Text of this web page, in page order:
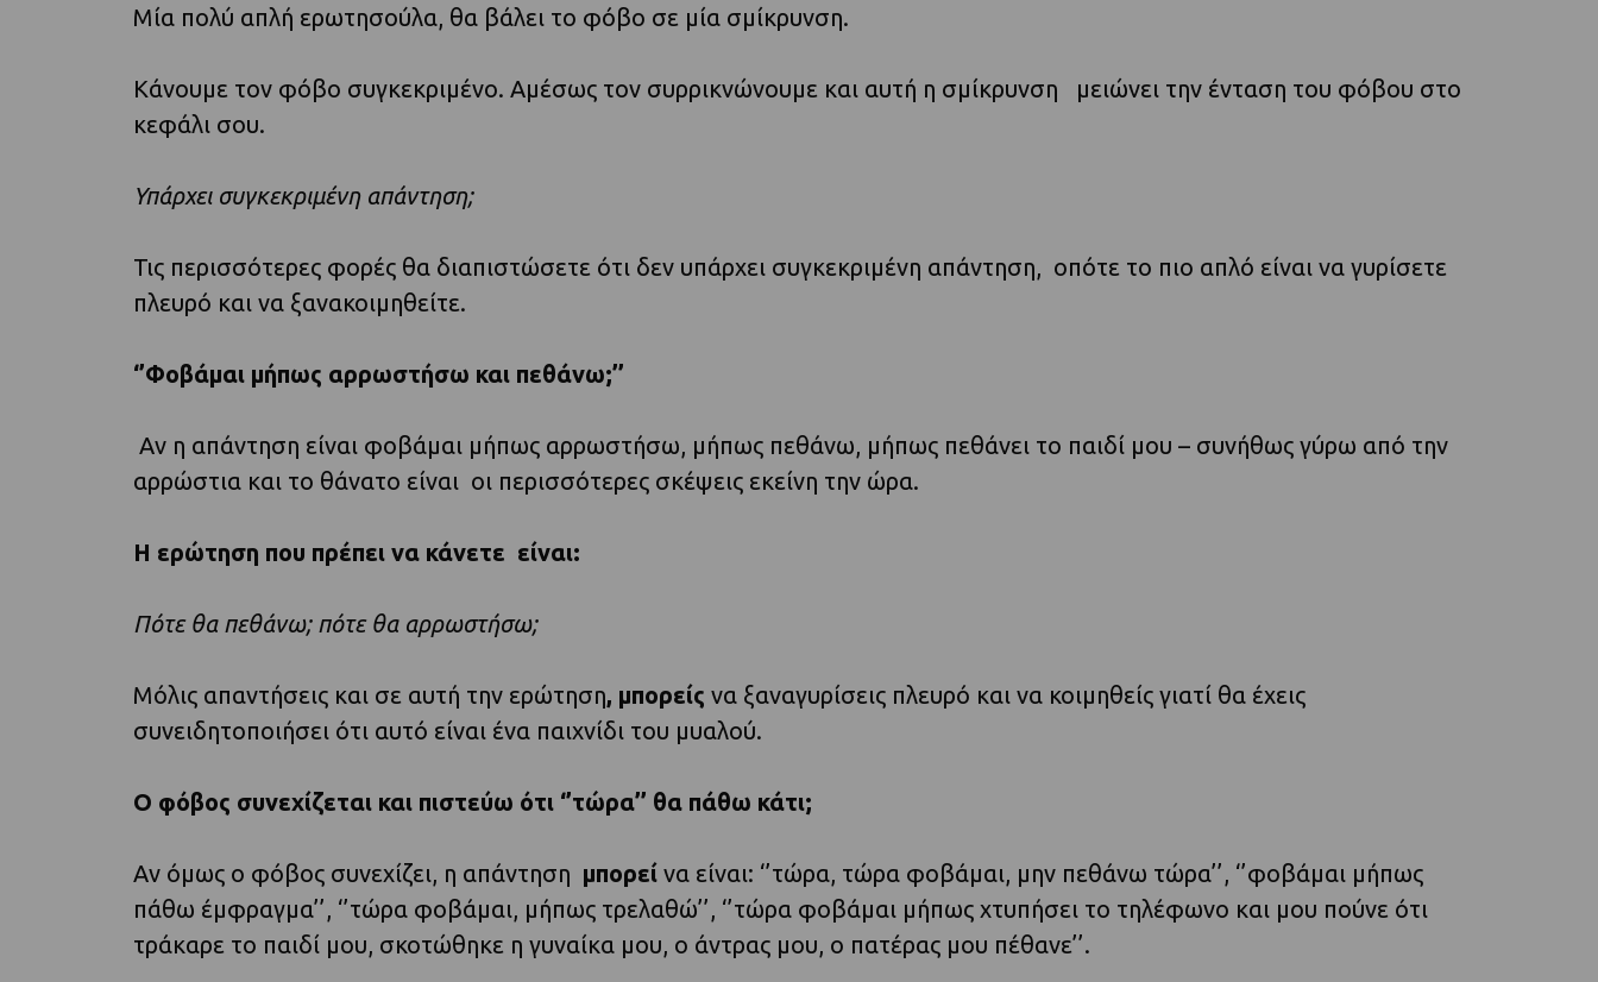
Μία πολύ απλή ερωτησούλα, θα βάλει το φόβο σε μία σμίκρυνση.
Κάνουμε τον φόβο συγκεκριμένο. Αμέσως τον συρρικνώνουμε και αυτή η σμίκρυνση μειώνει την ένταση του φόβου στο
κεφάλι σου.
Υπάρχει συγκεκριμένη απάντηση;
Τις περισσότερες φορές θα διαπιστώσετε ότι δεν υπάρχει συγκεκριμένη απάντηση, οπότε το πιο απλό είναι να γυρίσετε
πλευρό και να ξανακοιμηθείτε.
‘’Φοβάμαι μήπως αρρωστήσω και πεθάνω;’’
Αν η απάντηση είναι φοβάμαι μήπως αρρωστήσω, μήπως πεθάνω, μήπως πεθάνει το παιδί μου – συνήθως γύρω από την
αρρώστια και το θάνατο είναι οι περισσότερες σκέψεις εκείνη την ώρα.
Η ερώτηση που πρέπει να κάνετε είναι:
Πότε θα πεθάνω; πότε θα αρρωστήσω;
Μόλις απαντήσεις και σε αυτή την ερώτηση, μπορείς να ξαναγυρίσεις πλευρό και να κοιμηθείς γιατί θα έχεις
συνειδητοποιήσει ότι αυτό είναι ένα παιχνίδι του μυαλού.
Ο φόβος συνεχίζεται και πιστεύω ότι ‘’τώρα’’ θα πάθω κάτι;
Αν όμως ο φόβος συνεχίζει, η απάντηση μπορεί να είναι: ‘’τώρα, τώρα φοβάμαι, μην πεθάνω τώρα’’, ‘’φοβάμαι μήπως
πάθω έμφραγμα’’, ‘’τώρα φοβάμαι, μήπως τρελαθώ’’, ‘’τώρα φοβάμαι μήπως χτυπήσει το τηλέφωνο και μου πούνε ότι
τράκαρε το παιδί μου, σκοτώθηκε η γυναίκα μου, ο άντρας μου, ο πατέρας μου πέθανε’’.